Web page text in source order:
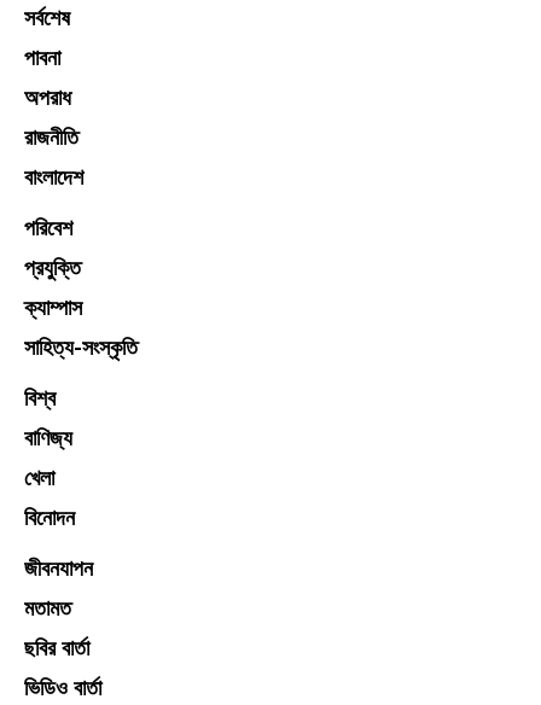
সর্বশেষ
পাবনা
অপরাধ
রাজনীতি
বাংলাদেশ
পরিবেশ
প্রযুক্তি
ক্যাম্পাস
সাহিত্য-সংস্কৃতি
বিশ্ব
বাণিজ্য
খেলা
বিনোদন
জীবনযাপন
মতামত
ছবির বার্তা
ভিডিও বার্তা